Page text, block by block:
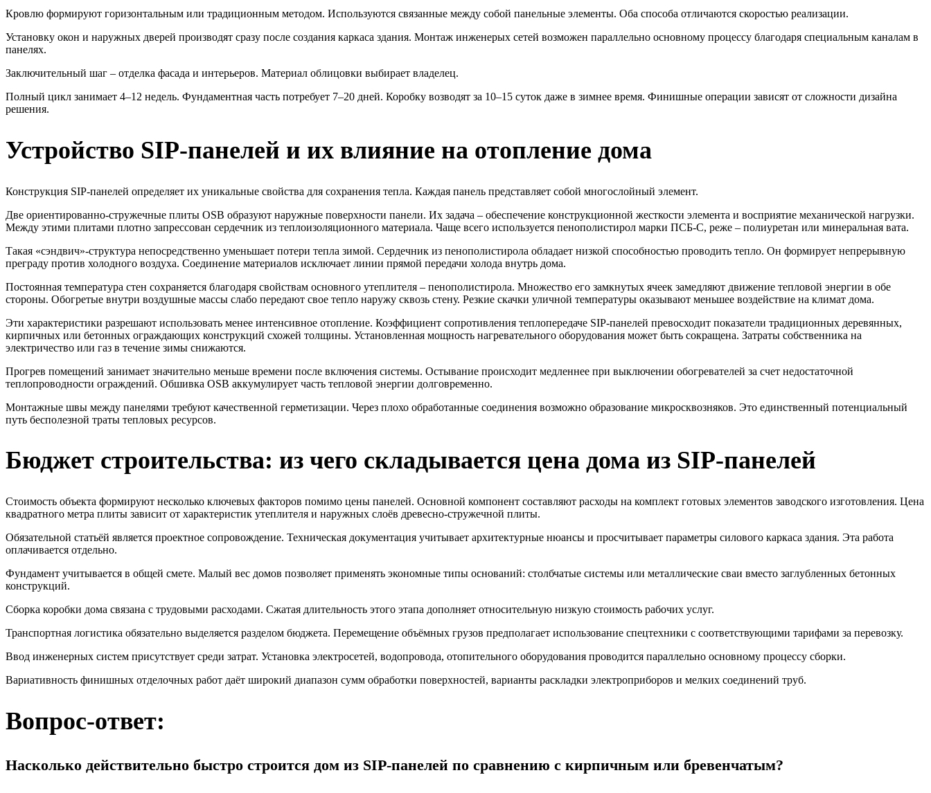
Кровлю формируют горизонтальным или традиционным методом. Используются связанные между собой панельные элементы. Оба способа отличаются скоростью реализации.
Установку окон и наружных дверей производят сразу после создания каркаса здания. Монтаж инженерых сетей возможен параллельно основному процессу благодаря специальным каналам в
панелях.
Заключительный шаг – отделка фасада и интерьеров. Материал облицовки выбирает владелец.
Полный цикл занимает 4–12 недель. Фундаментная часть потребует 7–20 дней. Коробку возводят за 10–15 суток даже в зимнее время. Финишные операции зависят от сложности дизайна
решения.
Устройство SIP-панелей и их влияние на отопление дома
Конструкция SIP-панелей определяет их уникальные свойства для сохранения тепла. Каждая панель представляет собой многослойный элемент.
Две ориентированно-стружечные плиты OSB образуют наружные поверхности панели. Их задача – обеспечение конструкционной жесткости элемента и восприятие механической нагрузки.
Между этими плитами плотно запрессован сердечник из теплоизоляционного материала. Чаще всего используется пенополистирол марки ПСБ-С, реже – полиуретан или минеральная вата.
Такая «сэндвич»-структура непосредственно уменьшает потери тепла зимой. Сердечник из пенополистирола обладает низкой способностью проводить тепло. Он формирует непрерывную
преграду против холодного воздуха. Соединение материалов исключает линии прямой передачи холода внутрь дома.
Постоянная температура стен сохраняется благодаря свойствам основного утеплителя – пенополистирола. Множество его замкнутых ячеек замедляют движение тепловой энергии в обе
стороны. Обогретые внутри воздушные массы слабо передают свое тепло наружу сквозь стену. Резкие скачки уличной температуры оказывают меньшее воздействие на климат дома.
Эти характеристики разрешают использовать менее интенсивное отопление. Коэффициент сопротивления теплопередаче SIP-панелей превосходит показатели традиционных деревянных,
кирпичных или бетонных ограждающих конструкций схожей толщины. Установленная мощность нагревательного оборудования может быть сокращена. Затраты собственника на
электричество или газ в течение зимы снижаются.
Прогрев помещений занимает значительно меньше времени после включения системы. Остывание происходит медленнее при выключении обогревателей за счет недостаточной
теплопроводности ограждений. Обшивка OSB аккумулирует часть тепловой энергии долговременно.
Монтажные швы между панелями требуют качественной герметизации. Через плохо обработанные соединения возможно образование микросквозняков. Это единственный потенциальный
путь бесполезной траты тепловых ресурсов.
Бюджет строительства: из чего складывается цена дома из SIP-панелей
Стоимость объекта формируют несколько ключевых факторов помимо цены панелей. Основной компонент составляют расходы на комплект готовых элементов заводского изготовления. Цена
квадратного метра плиты зависит от характеристик утеплителя и наружных слоёв древесно-стружечной плиты.
Обязательной статьёй является проектное сопровождение. Техническая документация учитывает архитектурные нюансы и просчитывает параметры силового каркаса здания. Эта работа
оплачивается отдельно.
Фундамент учитывается в общей смете. Малый вес домов позволяет применять экономные типы оснований: столбчатые системы или металлические сваи вместо заглубленных бетонных
конструкций.
Сборка коробки дома связана с трудовыми расходами. Сжатая длительность этого этапа дополняет относительную низкую стоимость рабочих услуг.
Транспортная логистика обязательно выделяется разделом бюджета. Перемещение объёмных грузов предполагает использование спецтехники с соответствующими тарифами за перевозку.
Ввод инженерных систем присутствует среди затрат. Установка электросетей, водопровода, отопительного оборудования проводится параллельно основному процессу сборки.
Вариативность финишных отделочных работ даёт широкий диапазон сумм обработки поверхностей, варианты раскладки электроприборов и мелких соединений труб.
Вопрос-ответ:
Насколько действительно быстро строится дом из SIP-панелей по сравнению с кирпичным или бревенчатым?